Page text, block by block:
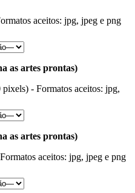
aceitos: jpg, jpeg e png
as artes prontas)
- Formatos aceitos: jpg,
as artes prontas)
aceitos: jpg, jpeg e png